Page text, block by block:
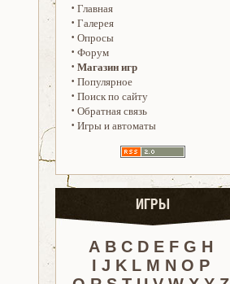
· Главная
· Галерея
· Опросы
· Форум
· Магазин игр
· Популярное
· Поиск по сайту
· Обратная связь
· Игры и автоматы
ИГРЫ
A B C D E F G H
I J K L M N O P